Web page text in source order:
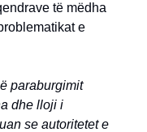
të mëdha
e
paraburgimit
dhe lloji i
se autoritetet e